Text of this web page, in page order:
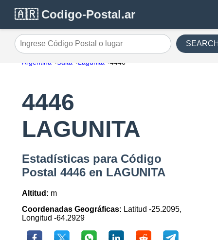
🇦🇷 Codigo-Postal.ar
Ingrese Código Postal o lugar
Argentina Salta Lagunita 4446
4446
LAGUNITA
Estadísticas para Código
Postal 4446 en LAGUNITA
Altitud: m
Coordenadas Geográficas: Latitud -25.2095,
Longitud -64.2929